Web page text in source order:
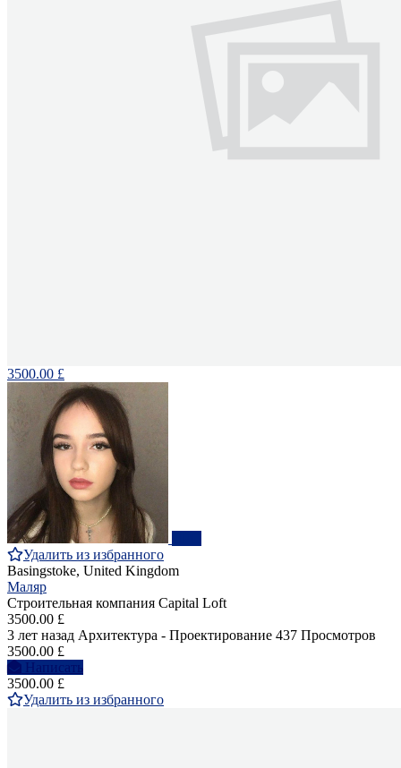
3500.00 £
Удалить из избранного
Basingstoke, United Kingdom
Маляр
Строительная компания Capital Loft
3500.00 £
3 лет назад Архитектура - Проектирование 437 Просмотров
3500.00 £
Написать
3500.00 £
Удалить из избранного